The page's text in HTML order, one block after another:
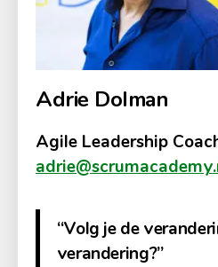
Adrie Dolman
Agile Leadership
“Volg je de
verandering?”